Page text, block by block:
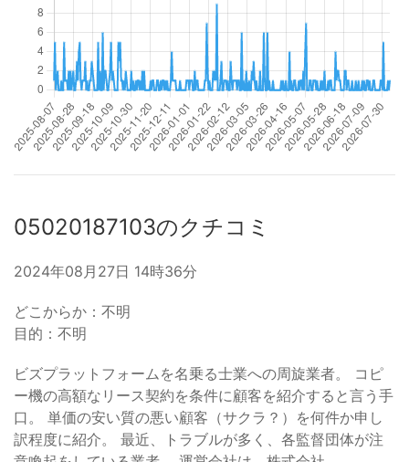
05020187103のクチコミ
2024年08月27日 14時36分
どこからか：不明
目的：不明
ビズプラットフォームを名乗る士業への周旋業者。 コピ
ー機の高額なリース契約を条件に顧客を紹介すると言う手
口。 単価の安い質の悪い顧客（サクラ？）を何件か申し
訳程度に紹介。 最近、トラブルが多く、各監督団体が注